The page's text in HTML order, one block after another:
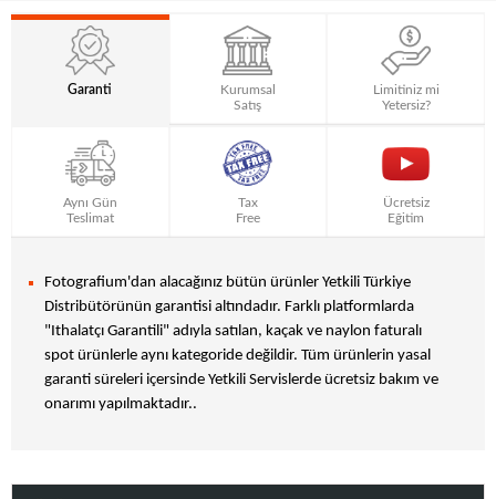
Garanti
Kurumsal
Satış
Limitiniz mi
Yetersiz?
Aynı Gün
Teslimat
Tax
Free
Ücretsiz
Eğitim
Fotografium'dan alacağınız bütün ürünler Yetkili Türkiye
Distribütörünün garantisi altındadır. Farklı platformlarda
"Ithalatçı Garantili" adıyla satılan, kaçak ve naylon faturalı
spot ürünlerle aynı kategoride değildir. Tüm ürünlerin yasal
garanti süreleri içersinde Yetkili Servislerde ücretsiz bakım ve
onarımı yapılmaktadır..